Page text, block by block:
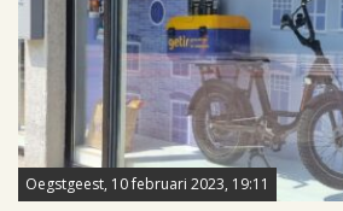
Oegstgeest, 10 februari 2023, 19:11